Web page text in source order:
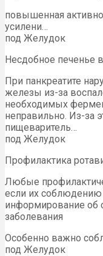
повышенная
усилени…
под Желудок
Несдобное печенье в
При панкреатите
железы из-за
необходимых
неправильно. Из-за
пищеваритель…
под Желудок
Профилактика
Любые
если их соблюдению
информирование об
заболевания
Особенно важно
под Желудок